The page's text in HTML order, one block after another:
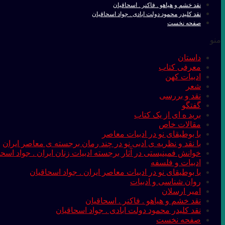
نقد خشم و هیاهو . فاکنر . اسحاقیان
نقد کلیدر محمود دولت ابادی . جواد اسحاقیان
صفحه نخست
منو
داستان
معرفی کتاب
ادبیات کهن
شعر
نقد و بررسی
گفتگو
برید ه ای از یک کتاب
مقالات خاص
با بوطیقای نو در ادبیات معاصر
با نقد و نظریه ی ادبی نو در چند رمان برجسته ی معاصر ایران
خوانش فمینیستی در آثار برجسته ادبیات زنان ایران . جواد
ادبیات و فلسفه
با بوطیقای نو در ادبیات معاصر ایران . جواد اسحاقیان
روان شناسی و ادبیات
امیر ارسلان
نقد خشم و هیاهو . فاکنر . اسحاقیان
نقد کلیدر محمود دولت ابادی . جواد اسحاقیان
صفحه نخست